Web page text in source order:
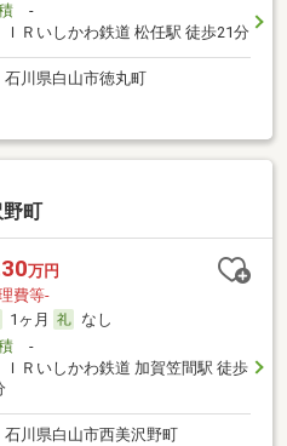
-
ＩＲいしかわ鉄道 松任駅 徒歩21分
石川県白山市徳丸町
町
万円
費等-
1ヶ月
なし
-
ＩＲいしかわ鉄道 加賀笠間駅 徒歩
石川県白山市西美沢野町